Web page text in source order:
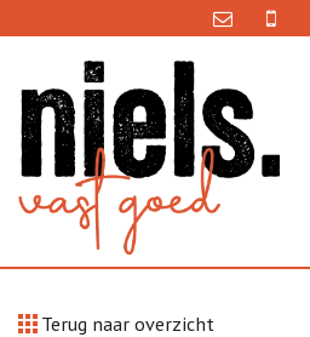
Terug naar overzicht